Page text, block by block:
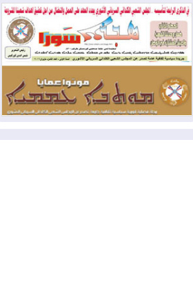
2026-08-01
تقرير: الولايات المتحدة تسحب
منظومة باتريوت الدفاعية من أربيل
2026-08-01
النفط: اتفاقية ثلاثية لاستئناف
التصدير عبر جيهان بطاقة 750 ألف برميل
يومياً